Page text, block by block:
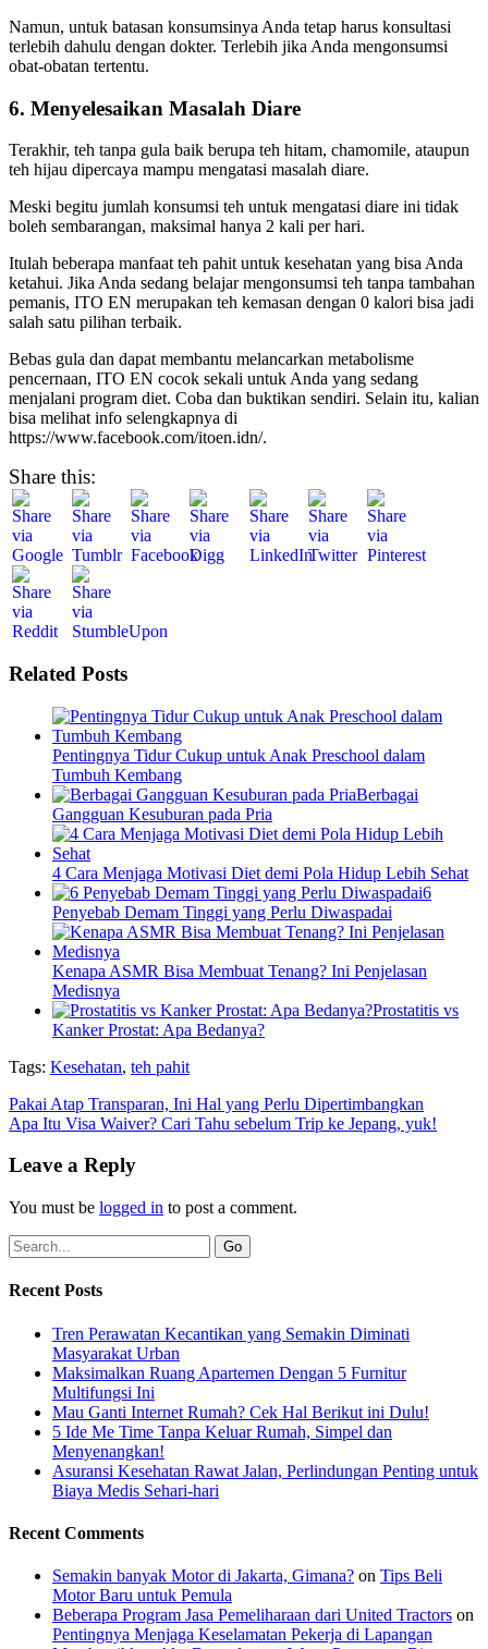
Namun, untuk batasan konsumsinya Anda tetap harus konsultasi
terlebih dahulu dengan dokter. Terlebih jika Anda mengonsumsi
obat-obatan tertentu.
6. Menyelesaikan Masalah Diare
Terakhir, teh tanpa gula baik berupa teh hitam, chamomile, ataupun
teh hijau dipercaya mampu mengatasi masalah diare.
Meski begitu jumlah konsumsi teh untuk mengatasi diare ini tidak
boleh sembarangan, maksimal hanya 2 kali per hari.
Itulah beberapa manfaat teh pahit untuk kesehatan yang bisa Anda
ketahui. Jika Anda sedang belajar mengonsumsi teh tanpa tambahan
pemanis, ITO EN merupakan teh kemasan dengan 0 kalori bisa jadi
salah satu pilihan terbaik.
Bebas gula dan dapat membantu melancarkan metabolisme
pencernaan, ITO EN cocok sekali untuk Anda yang sedang
menjalani program diet. Coba dan buktikan sendiri. Selain itu, kalian
bisa melihat info selengkapnya di
https://www.facebook.com/itoen.idn/.
Share this:
Related Posts
Pentingnya Tidur Cukup untuk Anak Preschool dalam
Tumbuh Kembang
Berbagai
Gangguan Kesuburan pada Pria
4 Cara Menjaga Motivasi Diet demi Pola Hidup Lebih Sehat
6
Penyebab Demam Tinggi yang Perlu Diwaspadai
Kenapa ASMR Bisa Membuat Tenang? Ini Penjelasan
Medisnya
Prostatitis vs
Kanker Prostat: Apa Bedanya?
Tags: Kesehatan, teh pahit
Pakai Atap Transparan, Ini Hal yang Perlu Dipertimbangkan
Apa Itu Visa Waiver? Cari Tahu sebelum Trip ke Jepang, yuk!
Leave a Reply
You must be logged in to post a comment.
Recent Posts
Tren Perawatan Kecantikan yang Semakin Diminati
Masyarakat Urban
Maksimalkan Ruang Apartemen Dengan 5 Furnitur
Multifungsi Ini
Mau Ganti Internet Rumah? Cek Hal Berikut ini Dulu!
5 Ide Me Time Tanpa Keluar Rumah, Simpel dan
Menyenangkan!
Asuransi Kesehatan Rawat Jalan, Perlindungan Penting untuk
Biaya Medis Sehari-hari
Recent Comments
Semakin banyak Motor di Jakarta, Gimana? on Tips Beli
Motor Baru untuk Pemula
Beberapa Program Jasa Pemeliharaan dari United Tractors on
Pentingnya Menjaga Keselamatan Pekerja di Lapangan